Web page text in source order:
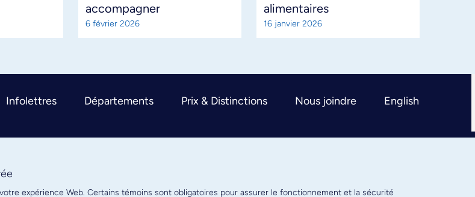
accompagner
6 février 2026
alimentaires
16 janvier 2026
Infolettres Départements Prix & Distinctions Nous joindre English
expérience Web. Certains témoins sont obligatoires pour assurer le fonctionnement et la sécurité